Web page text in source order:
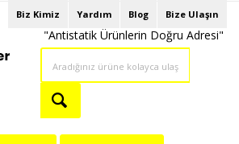
Biz Kimiz Yardım Blog Bize Ulaşın
"Antistatik Ürünlerin Doğru Adresi"